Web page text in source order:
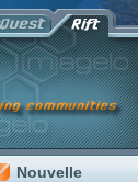
Nouvelle